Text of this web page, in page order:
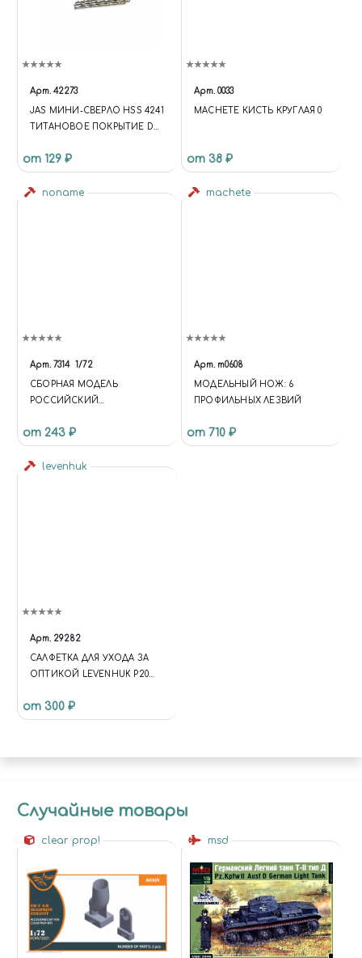
Арт. 42273
JAS МИНИ-СВЕРЛО HSS 4241
ТИТАНОВОЕ ПОКРЫТИЕ D
от 129 ₽
Арт. 0033
MACHETE КИСТЬ КРУГЛАЯ 0
от 38 ₽
noname
Арт. 7314 1/72
СБОРНАЯ МОДЕЛЬ
РОССИЙСКИЙ
ИСТРЕБИТЕЛЬ СУ-30СМ
от 243 ₽
machete
Арт. m0608
МОДЕЛЬНЫЙ НОЖ: 6
ПРОФИЛЬНЫХ ЛЕЗВИЙ
от 710 ₽
levenhuk
Арт. 29282
САЛФЕТКА ДЛЯ УХОДА ЗА
ОПТИКОЙ LEVENHUK P20
от 300 ₽
Случайные товары
clear prop! msd